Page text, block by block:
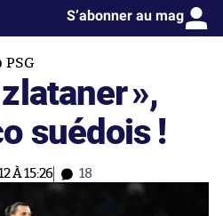
S’abonner au mag
PSG
zlataner»,
suédois !
À 15:26 18